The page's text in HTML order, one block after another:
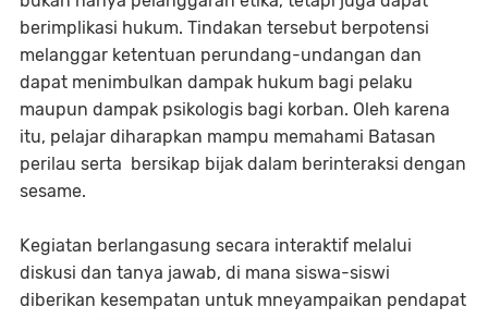
berimplikasi hukum. Tindakan tersebut berpotensi
melanggar ketentuan perundang-undangan dan
dapat menimbulkan dampak hukum bagi pelaku
maupun dampak psikologis bagi korban. Oleh karena
itu, pelajar diharapkan mampu memahami Batasan
perilau serta bersikap bijak dalam berinteraksi dengan
sesame.
Kegiatan berlangasung secara interaktif melalui
diskusi dan tanya jawab, di mana siswa-siswi
diberikan kesempatan untuk mneyampaikan pendapat